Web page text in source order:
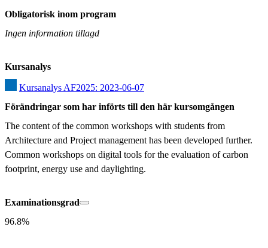
Obligatorisk inom program
Ingen information tillagd
Kursanalys
Kursanalys AF2025: 2023-06-07
Förändringar som har införts till den här kursomgången
The content of the common workshops with students from
Architecture and Project management has been developed further.
Common workshops on digital tools for the evaluation of carbon
footprint, energy use and daylighting.
Examinationsgrad
96.8%